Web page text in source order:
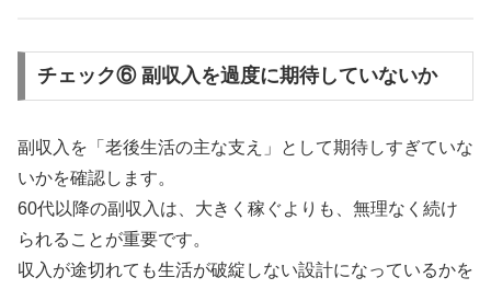
チェック⑥ 副収入を過度に期待していないか
副収入を「老後生活の主な支え」として期待しすぎていな
いかを確認します。
60代以降の副収入は、大きく稼ぐよりも、無理なく続け
られることが重要です。
収入が途切れても生活が破綻しない設計になっているかを